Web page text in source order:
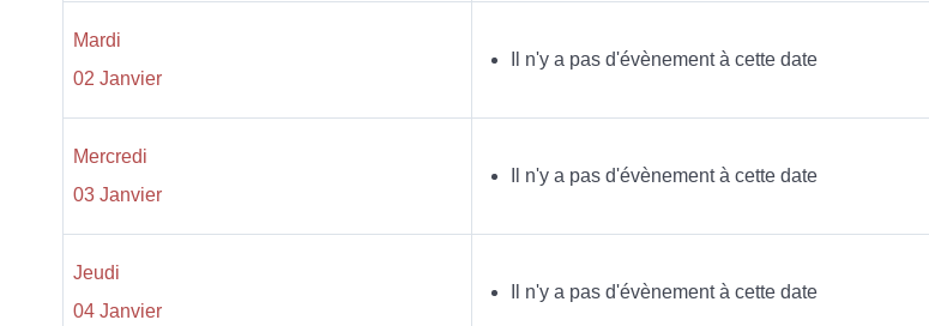
Mardi
02 Janvier
Il n'y a pas d'évènement à cette date
Mercredi
03 Janvier
Il n'y a pas d'évènement à cette date
Jeudi
04 Janvier
Il n'y a pas d'évènement à cette date